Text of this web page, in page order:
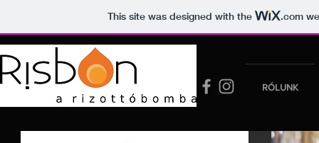
This site was designed with the .com
YOUR NAME RÓLUNK